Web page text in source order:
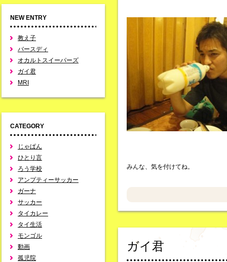
NEW ENTRY
教え子
バースディ
オカルトスイーパーズ
ガイ君
MRI
CATEGORY
じゃぱん
ひとり言
ろう学校
アンプティーサッカー
ガーナ
サッカー
タイカレー
タイ生活
モンゴル
動画
孤児院
みんな、気を付けてね。
ガイ君